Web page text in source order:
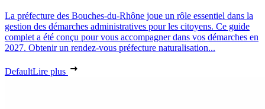
La préfecture des Bouches-du-Rhône joue un rôle essentiel dans la
gestion des démarches administratives pour les citoyens. Ce guide
complet a été conçu pour vous accompagner dans vos démarches en
2027. Obtenir un rendez-vous préfecture naturalisation...
DefaultLire plus